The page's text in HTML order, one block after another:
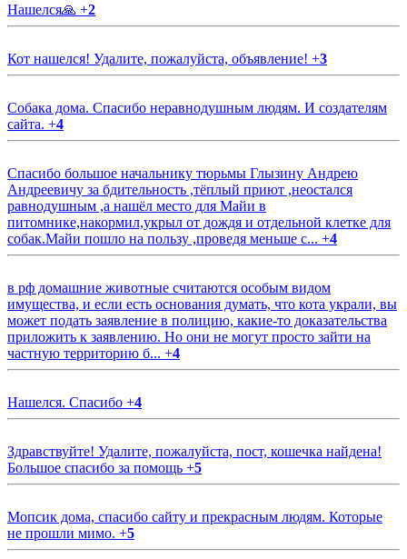
Нашелся🙏 +2
Кот нашелся! Удалите, пожалуйста, объявление! +3
Собака дома. Спасибо неравнодушным людям. И создателям
сайта. +4
Спасибо большое начальнику тюрьмы Глызину Андрею
Андреевичу за бдительность ,тёплый приют ,неостался
равнодушным ,а нашёл место для Майи в
питомнике,накормил,укрыл от дождя и отдельной клетке для
собак.Майи пошло на пользу ,проведя меньше с... +4
в рф домашние животные считаются особым видом
имущества, и если есть основания думать, что кота украли, вы
может подать заявление в полицию, какие-то доказательства
приложить к заявлению. Но они не могут просто зайти на
частную территорию б... +4
Нашелся. Спасибо +4
Здравствуйте! Удалите, пожалуйста, пост, кошечка найдена!
Большое спасибо за помощь +5
Мопсик дома, спасибо сайту и прекрасным людям. Которые
не прошли мимо. +5